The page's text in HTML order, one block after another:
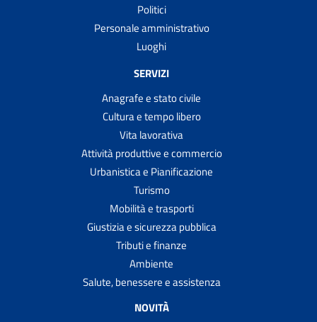
Politici
Personale amministrativo
Luoghi
SERVIZI
Anagrafe e stato civile
Cultura e tempo libero
Vita lavorativa
Attività produttive e commercio
Urbanistica e Pianificazione
Turismo
Mobilità e trasporti
Giustizia e sicurezza pubblica
Tributi e finanze
Ambiente
Salute, benessere e assistenza
NOVITÀ